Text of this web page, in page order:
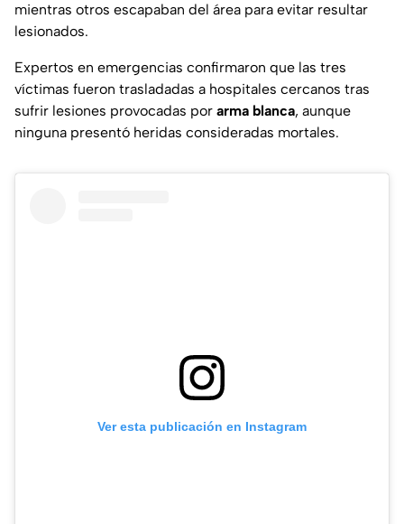
mientras otros escapaban del área para evitar resultar
lesionados.
Expertos en emergencias confirmaron que las tres
víctimas fueron trasladadas a hospitales cercanos tras
sufrir lesiones provocadas por arma blanca, aunque
ninguna presentó heridas consideradas mortales.
Ver esta publicación en Instagram